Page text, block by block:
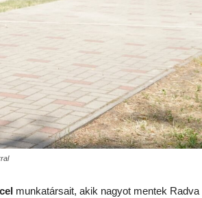
munkatársait, akik nagyot mentek Radva